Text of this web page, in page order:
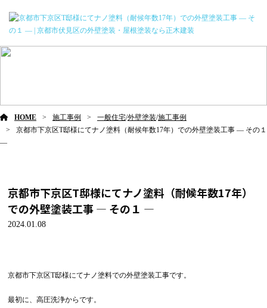
HOME 施工事例 一般住宅/外壁塗装/施工事例
京都市下京区T邸様にてナノ塗料（耐候年数17年）での外壁塗装工事 ― その１
―
京都市下京区T邸様にてナノ塗料（耐候年数17年）
での外壁塗装工事 ― その１ ―
2024.01.08
京都市下京区T邸様にてナノ塗料での外壁塗装工事です。
最初に、高圧洗浄からです。